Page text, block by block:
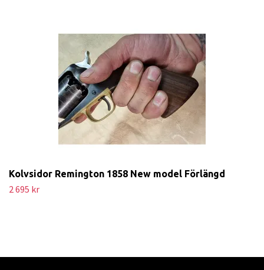
Kolvsidor Remington 1858 New model Förlängd
2 695 kr